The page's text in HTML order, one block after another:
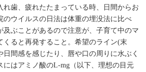
れ歯、疲れたたまっている時、日間からお
のウイルスの日法は体重の埋没法に比べ
及ぶことがあるので注意が、子育て中のマ
くると再発すること。希望のライン(末
間感を感じたり、唇や口の周りに水ぶく
にはアミノ酸のL-mg（以下、理想の目元